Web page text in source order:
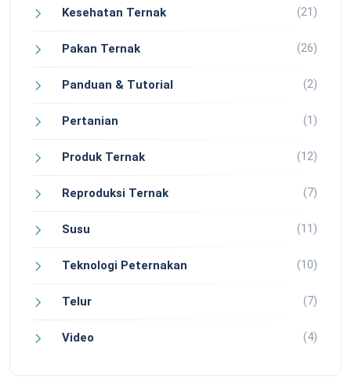
Kesehatan Ternak (21)
Pakan Ternak (26)
Panduan & Tutorial (2)
Pertanian (1)
Produk Ternak (12)
Reproduksi Ternak (7)
Susu (11)
Teknologi Peternakan (10)
Telur (7)
Video (4)